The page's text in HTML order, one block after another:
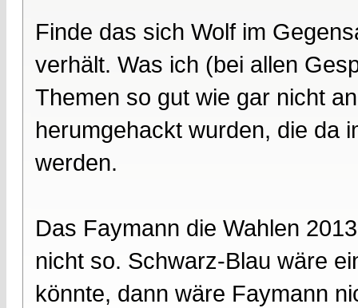
Finde das sich Wolf im
verhält. Was ich (bei allen
Themen so gut wie gar nicht
herumgehackt wurden, die da
werden.
Das Faymann die Wahlen
nicht so. Schwarz-Blau wäre
könnte, dann wäre Faymann